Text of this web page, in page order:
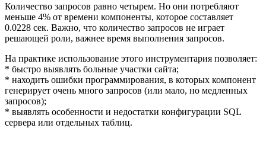
Количество запросов равно четырем. Но они потребляют
меньше 4% от времени компоненты, которое составляет
0.0228 сек. Важно, что количество запросов не играет
решающей роли, важнее время выполнения запросов.
На практике использование этого инструментария позволяет:
* быстро выявлять больные участки сайта;
* находить ошибки программирования, в которых компонент
генерирует очень много запросов (или мало, но медленных
запросов);
* выявлять особенности и недостатки конфигурации SQL
сервера или отдельных таблиц.